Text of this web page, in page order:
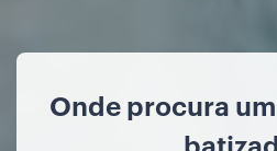
Onde procura